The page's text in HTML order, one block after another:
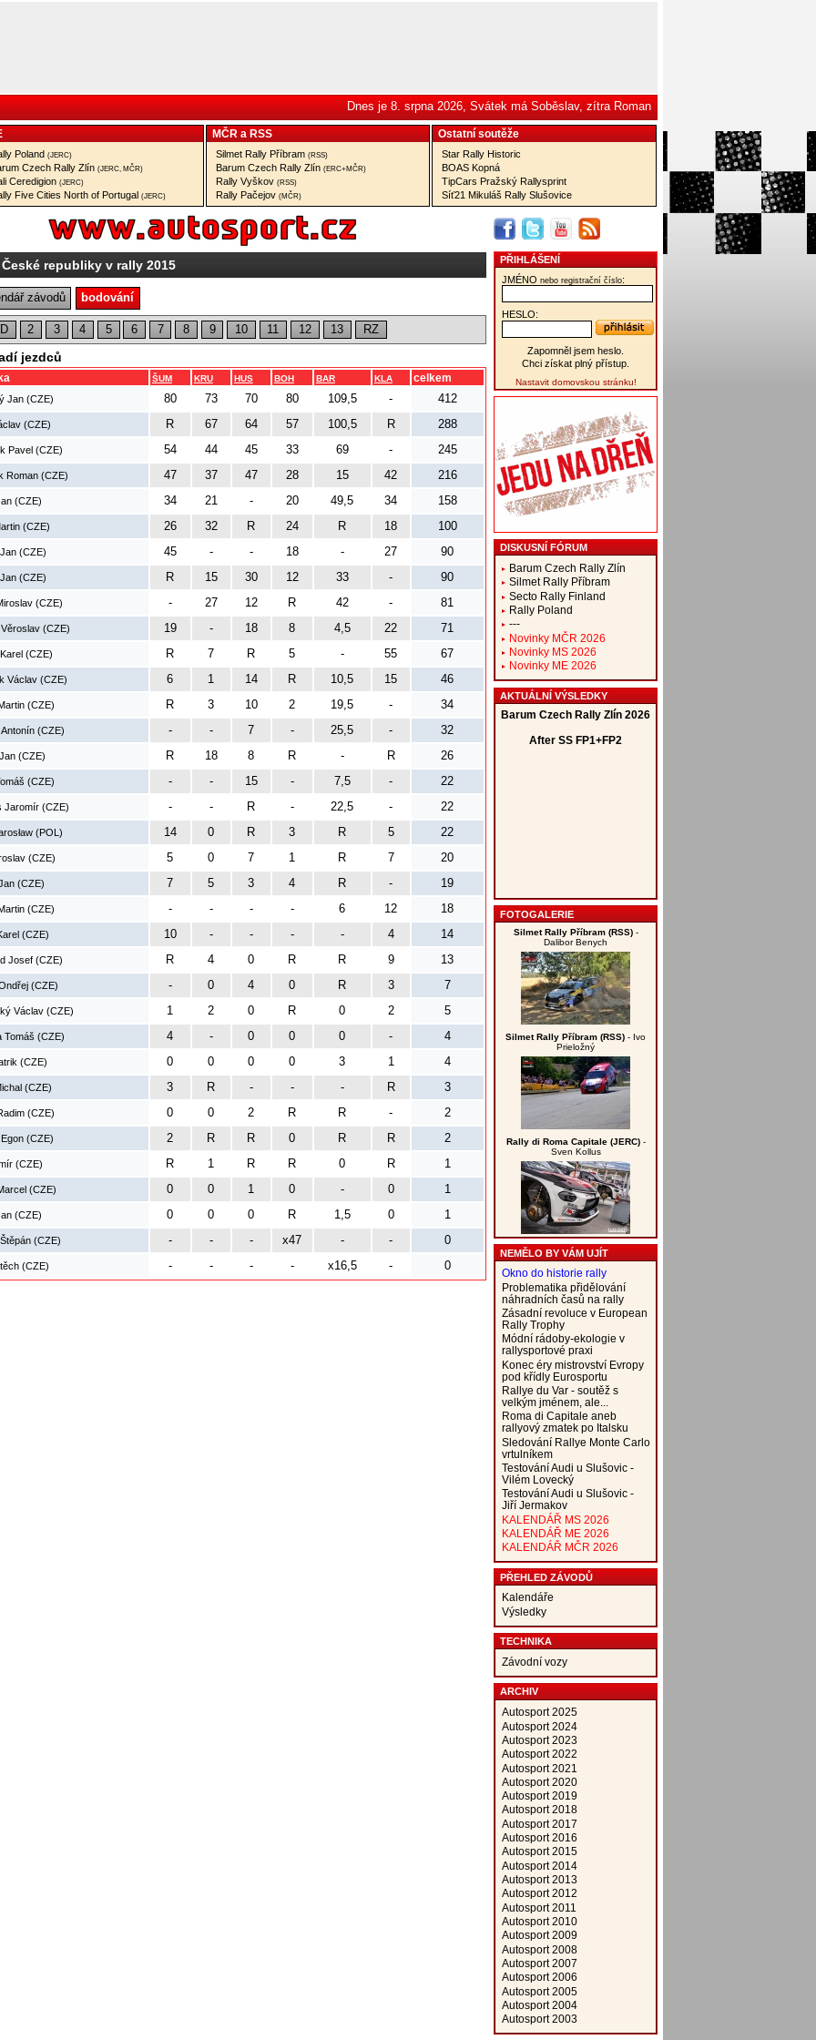
Dnes je 8. srpna 2026, Svátek má Soběslav, zítra Roman
Poland (JERC)
Czech Rally Zlín (JERC, MČR)
Ceredigion (JERC)
Five Cities North of Portugal (JERC)
MČR a RSS
Silmet Rally Příbram (RSS)
Barum Czech Rally Zlín (ERC+MČR)
Rally Vyškov (RSS)
Rally Pačejov (MČR)
Ostatní­ soutěže
Star Rally Historic
BOAS Kopná
TipCars Pražský Rallysprint
Síť21 Mikuláš Rally Slušovice
republiky v rally 2015
závodů bodování
2 3 4 5 6 7 8 9 10 11 12 13 RZ
jezdců
ŠUM KRU HUS BOH BAR KLA celkem
Jan (CZE) 80 73 70 80 109,5 -
412
(CZE) R 67 64 57 100,5 R
288
Pavel (CZE) 54 44 45 33 69 -
245
Roman (CZE) 47 37 47 28 15 42
216
(CZE) 34 21 - 20 49,5 34
158
(CZE) 26 32 R 24 R 18
100
(CZE) 45 - - 18 - 27
90
(CZE) R 15 30 12 33 -
90
(CZE) - 27 12 R 42 -
81
(CZE) 19 - 18 8 4,5 22
71
(CZE) R 7 R 5 - 55
67
Václav (CZE) 6 1 14 R 10,5 15
46
(CZE) R 3 10 2 19,5 -
34
(CZE) - - 7 - 25,5 -
32
(CZE) R 18 8 R - R
26
(CZE) - - 15 - 7,5 -
22
Jaromír (CZE) - - R - 22,5 -
22
(POL) 14 0 R 3 R 5
22
(CZE) 5 0 7 1 R 7
20
(CZE) 7 5 3 4 R -
19
(CZE) - - - - 6 12
18
(CZE) 10 - - - - 4
14
Josef (CZE) R 4 0 R R 9
13
(CZE) - 0 4 0 R 3
7
Václav (CZE) 1 2 0 R 0 2
5
Tomáš (CZE) 4 - 0 0 0 -
4
(CZE) 0 0 0 0 3 1
4
(CZE) 3 R - - - R
3
(CZE) 0 0 2 R R -
2
(CZE) 2 R R 0 R R
2
(CZE) R 1 R R 0 R
1
(CZE) 0 0 1 0 - 0
1
(CZE) 0 0 0 R 1,5 0 1
(CZE) - - - x47 - - 0
(CZE) - - - - x16,5 - 0
PŘIHLÁŠENÍ
JMÉNO nebo registrační číslo:
HESLO:
Zapomněl jsem heslo.
Chci získat plný přístup.
Nastavit domovskou stránku!
DISKUSNÍ FÓRUM
Barum Czech Rally Zlín
Silmet Rally Příbram
Secto Rally Finland
Rally Poland
---
Novinky MČR 2026
Novinky MS 2026
Novinky ME 2026
AKTUÁLNÍ VÝSLEDKY
FOTOGALERIE
Silmet Rally Příbram (RSS)-
Dalibor Benych
Silmet Rally Příbram (RSS) - Ivo
Prieložný
Rally di Roma Capitale (JERC)-
Sven Kollus
NEMĚLO BY VÁM UJÍT
Okno do historie rally
Problematika přidělování
náhradních časů na rally
Zásadní revoluce v European
Rally Trophy
Módní rádoby-ekologie v
rallysportové praxi
Konec éry mistrovství Evropy
pod křídly Eurosportu
Rallye du Var - soutěž s
velkým jménem, ale...
Roma di Capitale aneb
rallyový zmatek po Italsku
Sledování Rallye Monte Carlo
vrtulníkem
Testování Audi u Slušovic -
Vilém Lovecký
Testování Audi u Slušovic -
Jiří Jermakov
KALENDÁŘ MS 2026
KALENDÁŘ ME 2026
KALENDÁŘ MČR 2026
PŘEHLED ZÁVODŮ
Kalendáře
Výsledky
TECHNIKA
Závodní vozy
ARCHIV
Autosport 2025
Autosport 2024
Autosport 2023
Autosport 2022
Autosport 2021
Autosport 2020
Autosport 2019
Autosport 2018
Autosport 2017
Autosport 2016
Autosport 2015
Autosport 2014
Autosport 2013
Autosport 2012
Autosport 2011
Autosport 2010
Autosport 2009
Autosport 2008
Autosport 2007
Autosport 2006
Autosport 2005
Autosport 2004
Autosport 2003